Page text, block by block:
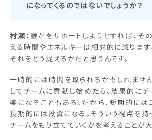
になってくるのではないでしょうか？
村瀬：誰かをサポートしようとすれば、そ
える時間やエネルギーは相対的に減ります
それをどう捉えるかだと思うんです。
一時的には時間を取られるかもしれませ
してチームに貢献し始めたら、結果的に
楽になることもある。だから、短期的には
長期的には投資になる。そういう視点を持
チームをもり立てていくかを考えることが